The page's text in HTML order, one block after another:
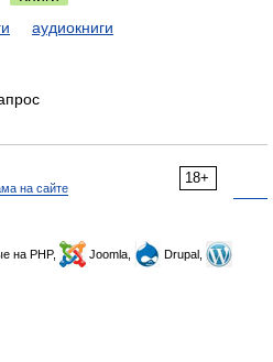
аудиокниги
18+
на сайте
на PHP, Joomla,
Drupal,